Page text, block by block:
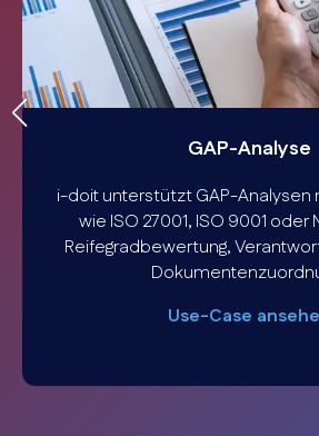
GAP-Analyse
i-doit unterstützt GAP-Analysen
wie ISO 27001, ISO 9001 oder
Reifegradbewertung,
Use-Case